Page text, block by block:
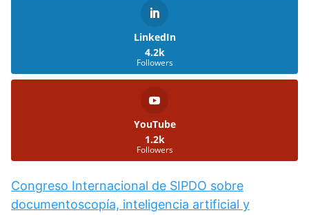
LinkedIn
4.2k
Followers
YouTube
1.2k
Followers
Congreso Internacional de SIPDO sobre
documentoscopía, inteligencia artificial y